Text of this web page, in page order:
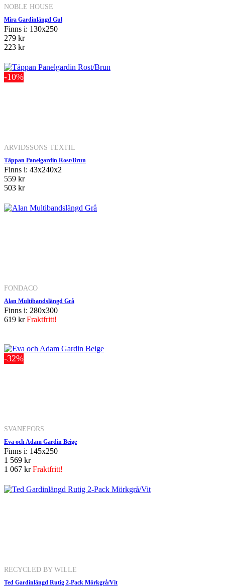
NOBLE HOUSE
Mira Gardinlängd Gul
Finns i: 130x250
279 kr
223 kr
-10%
ARVIDSSONS TEXTIL
Täppan Panelgardin Rost/Brun
Finns i: 43x240x2
559 kr
503 kr
FONDACO
Alan Multibandslängd Grå
Finns i: 280x300
619 krFraktfritt!
-32%
SVANEFORS
Eva och Adam Gardin Beige
Finns i: 145x250
1 569 kr
1 067 krFraktfritt!
RECYCLED BY WILLE
Ted Gardinlängd Rutig 2-Pack Mörkgrå/Vit